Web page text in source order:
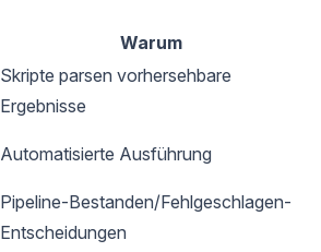
Warum
Skripte parsen vorhersehbare
Ergebnisse
Automatisierte Ausführung
Pipeline-Bestanden/Fehlgeschlagen-
Entscheidungen